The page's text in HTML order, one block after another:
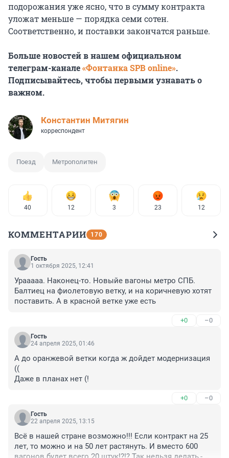
подорожания уже ясно, что в сумму контракта
уложат меньше — порядка семи сотен.
Соответственно, и поставки закончатся раньше.
Больше новостей в нашем официальном
телеграм-канале«Фонтанка SPB online».
Подписывайтесь, чтобы первыми узнавать о
важном.
Константин Митягин
корреспондент
Поезд Метрополитен
40 12 3 23 12
КОММЕНТАРИИ 170
Гость
1 октября 2025, 12:41
Урааааа. Наконец-то. Новыйе вагоны метро СПБ.
Балтиец на фиолетовую ветку, и на коричневую хотят
поставить. А в красной ветке уже есть
+0 –0
Гость
24 апреля 2025, 01:46
А до оранжевой ветки когда ж дойдет модернизация
((
Даже в планах нет (!
+0 –0
Гость
22 апреля 2025, 13:15
Всё в нашей стране возможно!!! Если контракт на 25
лет, то можно и на 50 лет растянуть. И вместо 600